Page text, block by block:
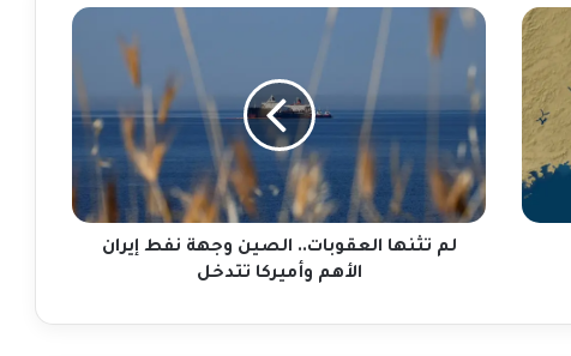
لم
العقوبات..
الصين
نفط
إيران
الأهم
وأميركا
تتدخللم تثنها العقوبات.. الصين وجهة نفط إيران
الأهم وأميركا تتدخل